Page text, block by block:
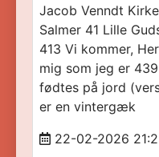
Jacob Venndt
Salmer 41 Lille
413 Vi kommer,
mig som jeg er
fødtes på jord
er en vintergæk
22-02-2026